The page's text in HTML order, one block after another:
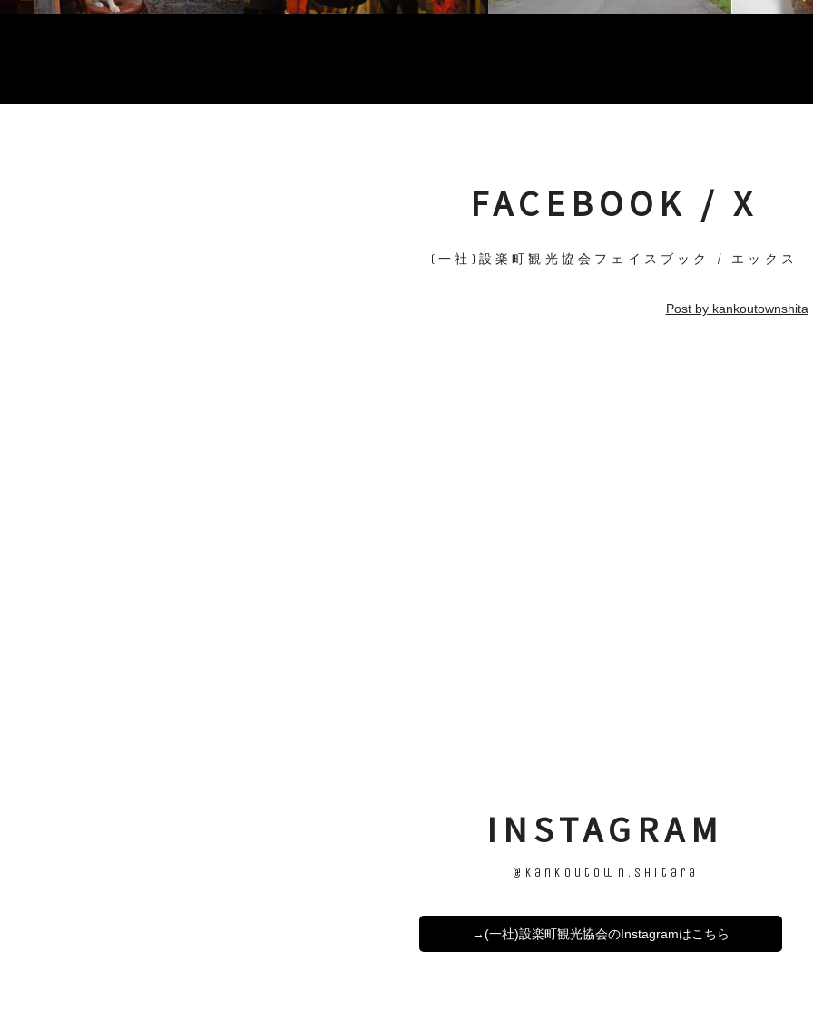
FACEBOOK / X
(一社)設楽町観光協会フェイスブック / エックス
Post by kankoutownshita
INSTAGRAM
@kankoutown.shitara
→(一社)設楽町観光協会のInstagramはこちら